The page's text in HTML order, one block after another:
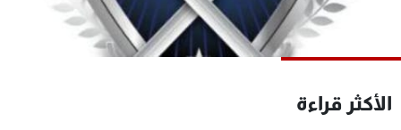
الأكثر قراءة
الترددات
لاعلاناتكم